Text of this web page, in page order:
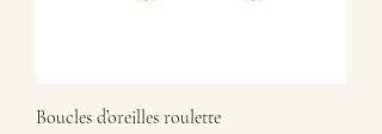
Boucles d’oreilles roulette